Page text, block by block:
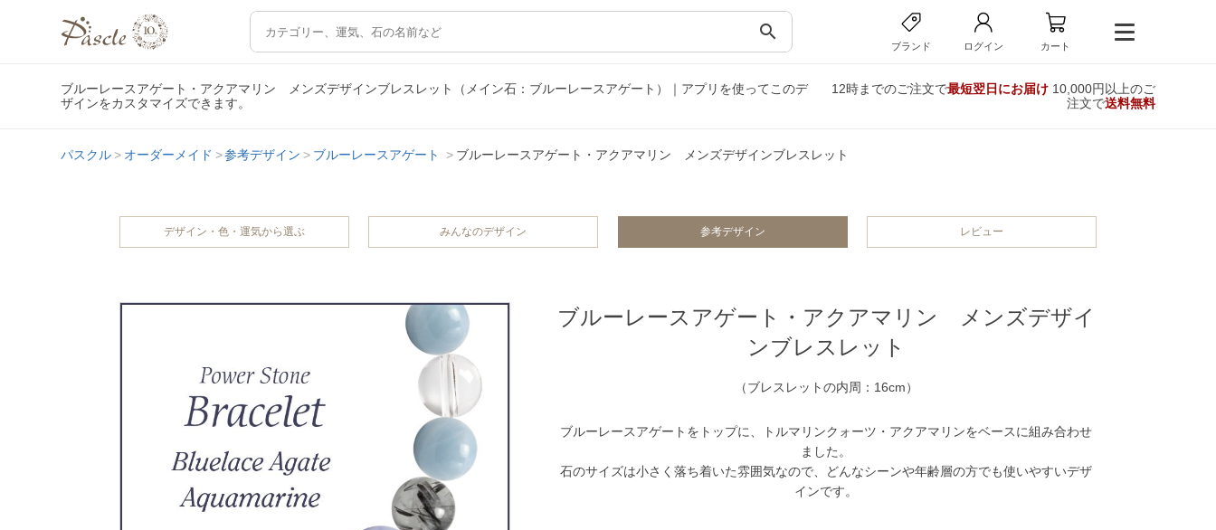
search
ブランド ログイン カート
ブルーレースアゲート・アクアマリン メンズデザインブレスレット（メイン石：ブルーレースアゲート）｜アプリを使ってこのデ
ザインをカスタマイズできます。
12時までのご注文で最短翌日にお届け10,000円以上のご
注文で送料無料
パスクル オーダーメイド 参考デザイン ブルーレースアゲート ブルーレースアゲート・アクアマリン メンズデザインブレスレット
デザイン・色・運気から選ぶ みんなのデザイン 参考デザイン レビュー
ブルーレースアゲート・アクアマリン メンズデザイ
ンブレスレット
（ブレスレットの内周：16cm）
ブルーレースアゲートをトップに、トルマリンクォーツ・アクアマリンをベースに組み合わせ
ました。
石のサイズは小さく落ち着いた雰囲気なので、どんなシーンや年齢層の方でも使いやすいデザ
インです。